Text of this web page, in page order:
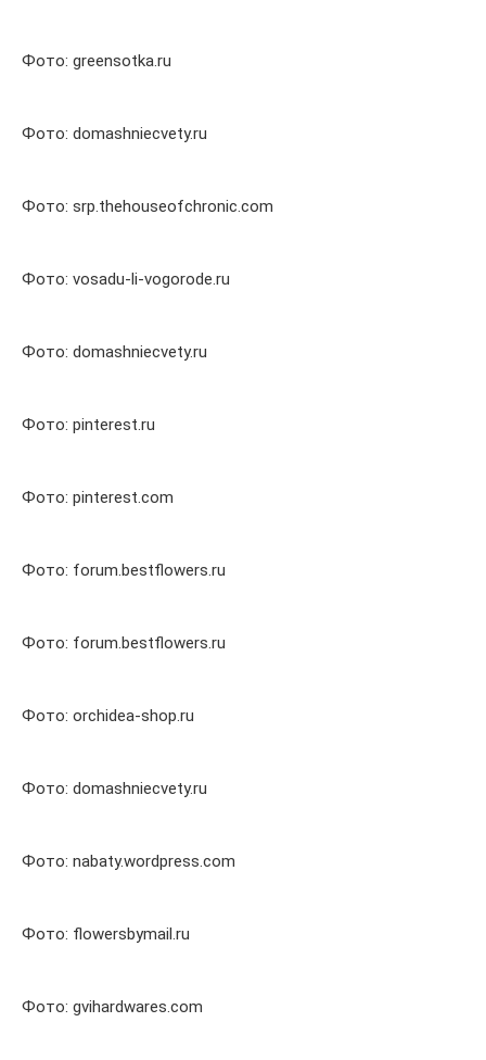
Фото: greensotka.ru
Фото: domashniecvety.ru
Фото: srp.thehouseofchronic.com
Фото: vosadu-li-vogorode.ru
Фото: domashniecvety.ru
Фото: pinterest.ru
Фото: pinterest.com
Фото: forum.bestflowers.ru
Фото: forum.bestflowers.ru
Фото: orchidea-shop.ru
Фото: domashniecvety.ru
Фото: nabaty.wordpress.com
Фото: flowersbymail.ru
Фото: gvihardwares.com